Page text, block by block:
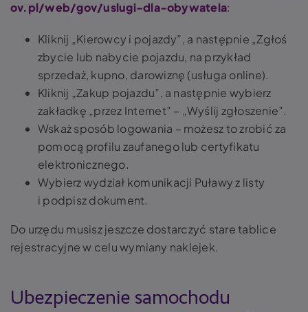
ov.pl/web/gov/uslugi-dla-obywatela:
Kliknij „Kierowcy i pojazdy”, a następnie „Zgłoś
zbycie lub nabycie pojazdu, na przykład
sprzedaż, kupno, darowiznę (usługa online).
Kliknij „Zakup pojazdu”, a następnie wybierz
zakładkę „przez Internet” – „Wyślij zgłoszenie”.
Wskaż sposób logowania – możesz to zrobić za
pomocą profilu zaufanego lub certyfikatu
elektronicznego.
Wybierz wydział komunikacji Puławy z listy
i podpisz dokument.
Do urzędu musisz jeszcze dostarczyć stare tablice
rejestracyjne w celu wymiany naklejek.
Ubezpieczenie samochodu